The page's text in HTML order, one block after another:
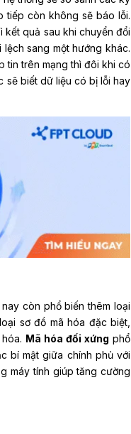
tiếp còn không sẽ báo lỗi.
kết quả sau khi chuyển đổi
sang một hướng khác.
tin trên mạng thì đôi khi có
sẽ biết dữ liệu có bị lỗi hay
còn phổ biến thêm loại
sơ đồ mã hóa đặc biệt,
Mã hóa đối xứng phổ
bí mật giữa chính phủ với
máy tính giúp tăng cường